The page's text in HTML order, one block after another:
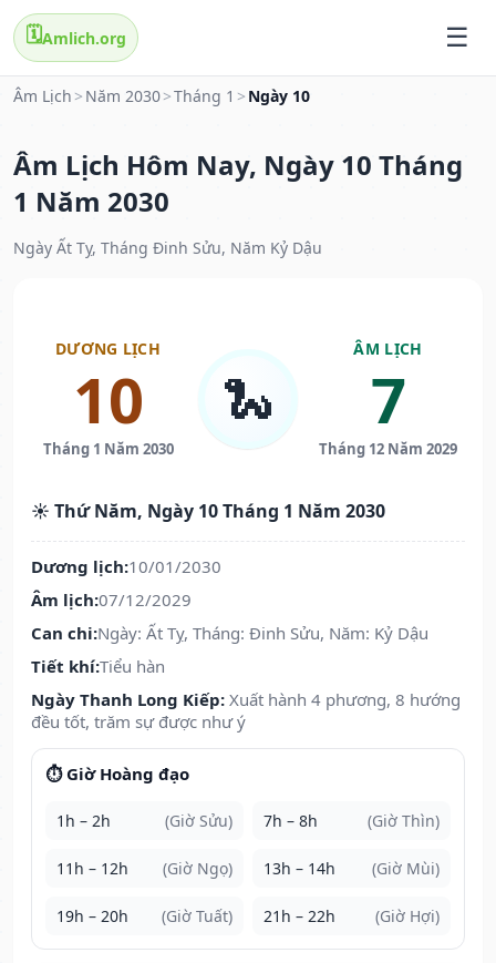
🗓️Amlich.org
Âm Lịch > Năm 2030>Tháng 1 > Ngày 10
Âm Lịch Hôm Nay, Ngày 10 Tháng
1 Năm 2030
Ngày Ất Tỵ, Tháng Đinh Sửu, Năm Kỷ Dậu
DƯƠNG LỊCH
10
Tháng 1 Năm 2030
🐍
ÂM LỊCH
7
Tháng 12 Năm 2029
☀️ Thứ Năm, Ngày 10 Tháng 1 Năm 2030
Dương lịch:10/01/2030
Âm lịch:07/12/2029
Can chi:Ngày: Ất Tỵ, Tháng: Đinh Sửu, Năm: Kỷ Dậu
Tiết khí:Tiểu hàn
Ngày Thanh Long Kiếp: Xuất hành 4 phương, 8 hướng
đều tốt, trăm sự được như ý
⏱️ Giờ Hoàng đạo
1h – 2h (Giờ Sửu) 7h – 8h (Giờ Thìn)
11h – 12h (Giờ Ngọ) 13h – 14h (Giờ Mùi)
19h – 20h (Giờ Tuất) 21h – 22h (Giờ Hợi)